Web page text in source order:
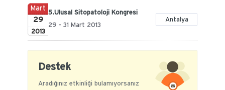
Mart
29
2013
5.Ulusal Sitopatoloji Kongresi
29 - 31 Mart 2013
Antalya
Destek
Aradığınız etkinliği bulamıyorsanız